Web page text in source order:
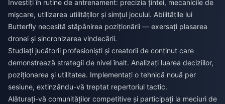
Investiți în rutine de antrenament: precizia țintei, mecanicile de
mișcare, utilizarea utilităților și simțul jocului. Abilitățile lui
Butterfly necesită stăpânirea poziționării — exersați plasarea
dronei și sincronizarea vindecării.
Studiați jucătorii profesioniști și creatorii de conținut care
demonstrează strategii de nivel înalt. Analizați luarea deciziilor,
poziționarea și utilitatea. Implementați o tehnică nouă per
sesiune, extinzându-vă treptat repertoriul tactic.
Alăturați-vă comunităților competitive și participați la meciuri de